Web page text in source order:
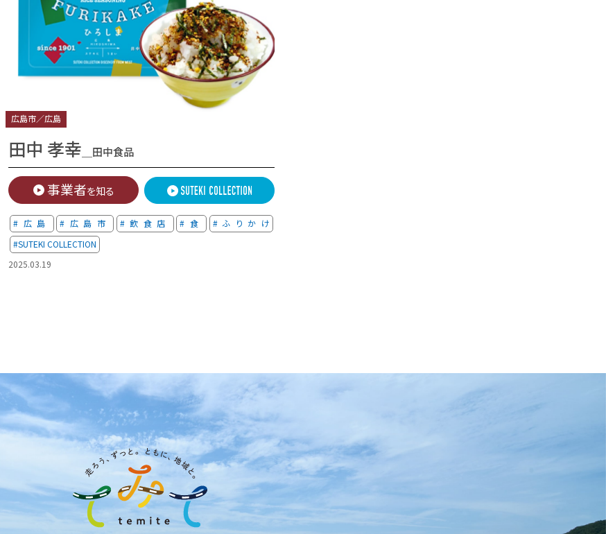
広島市／広島
田中 孝幸 ＿田中食品
事業者を知る
#広島 #広島市 #飲食店 #食
#ふりかけ
#SUTEKI COLLECTION
2025.03.19